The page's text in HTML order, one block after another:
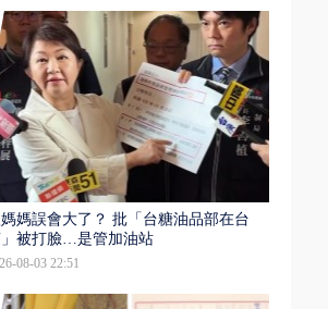
媽誤會大了？ 批「台糖油品部在台
被打臉…是管加油站
08-03 22:51